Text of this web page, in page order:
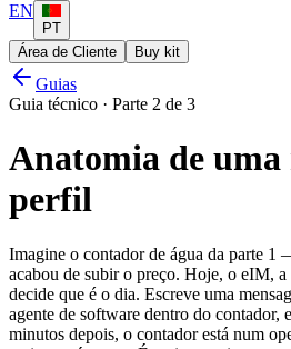
EN
PT
Área de Cliente
Buy kit
Guias
Guia técnico · Parte 2 de 3
Anatomia de uma
perfil
Imagine o contador de água da parte 1
acabou de subir o preço. Hoje, o eIM,
decide que é o dia. Escreve uma
agente de software dentro do contador,
minutos depois, o contador está num